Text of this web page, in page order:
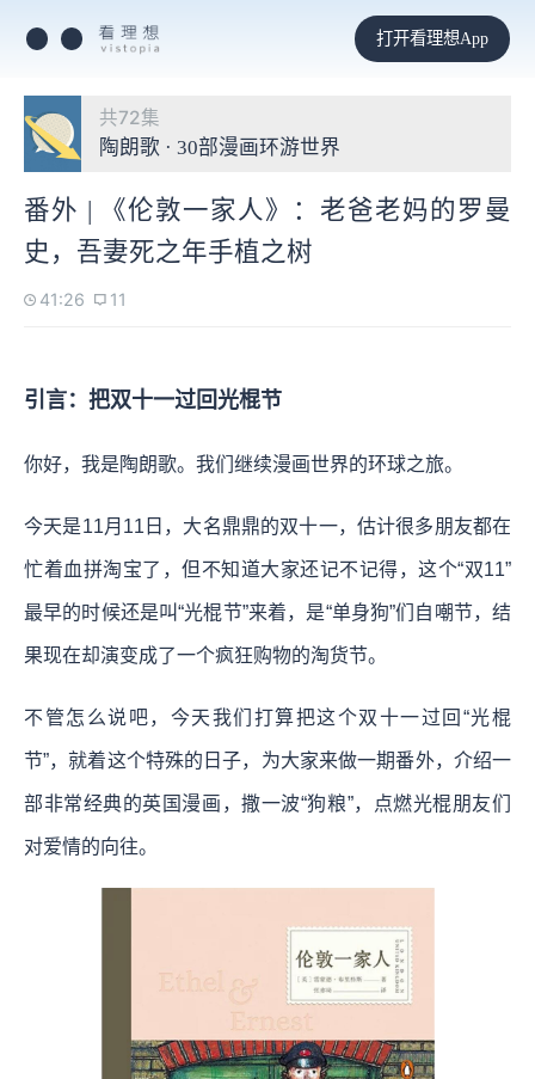
打开看理想App
共72集
陶朗歌 · 30部漫画环游世界
番外 | 《伦敦一家人》：老爸老妈的罗曼
史，吾妻死之年手植之树
41:26 11
引言：把双十一过回光棍节
你好，我是陶朗歌。我们继续漫画世界的环球之旅。
今天是11月11日，大名鼎鼎的双十一，估计很多朋友都在
忙着血拼淘宝了，但不知道大家还记不记得，这个“双11”
最早的时候还是叫“光棍节”来着，是“单身狗”们自嘲节，结
果现在却演变成了一个疯狂购物的淘货节。
不管怎么说吧，今天我们打算把这个双十一过回“光棍
节”，就着这个特殊的日子，为大家来做一期番外，介绍一
部非常经典的英国漫画，撒一波“狗粮”，点燃光棍朋友们
对爱情的向往。